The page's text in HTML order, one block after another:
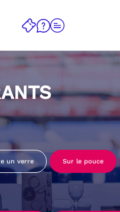
un verre Sur le pouce